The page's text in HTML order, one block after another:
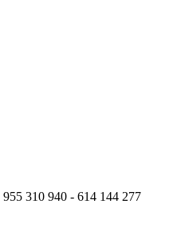
955 310 940 - 614 144 277